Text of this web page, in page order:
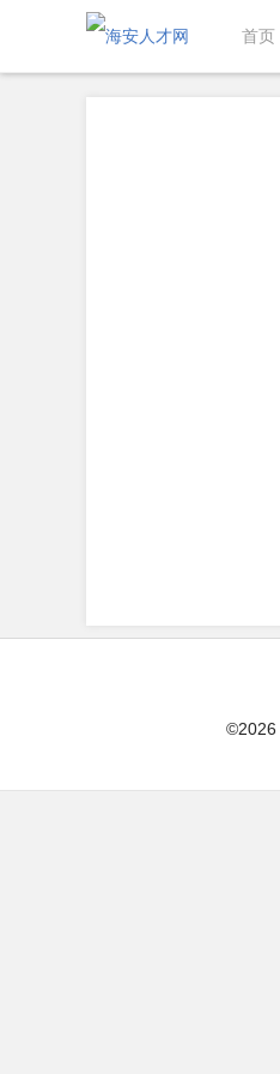
首页
©2026